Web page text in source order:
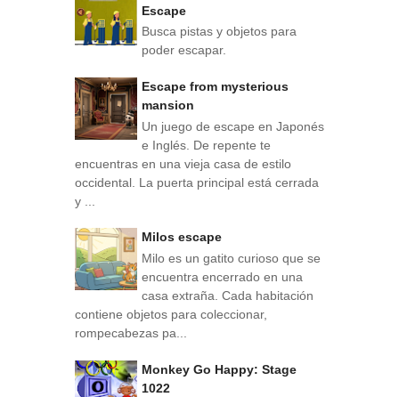
Escape
Busca pistas y objetos para
poder escapar.
Escape from mysterious
mansion
Un juego de escape en Japonés
e Inglés. De repente te
encuentras en una vieja casa de estilo
occidental. La puerta principal está cerrada
y ...
Milos escape
Milo es un gatito curioso que se
encuentra encerrado en una
casa extraña. Cada habitación
contiene objetos para coleccionar,
rompecabezas pa...
Monkey Go Happy: Stage
1022